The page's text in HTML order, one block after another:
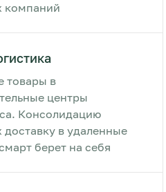
компаний
товары в
центры
Консолидацию
доставку в удаленные
берет на себя